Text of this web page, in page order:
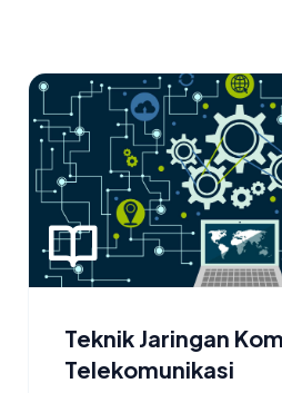
Teknik Jaringan
Telekomunikasi